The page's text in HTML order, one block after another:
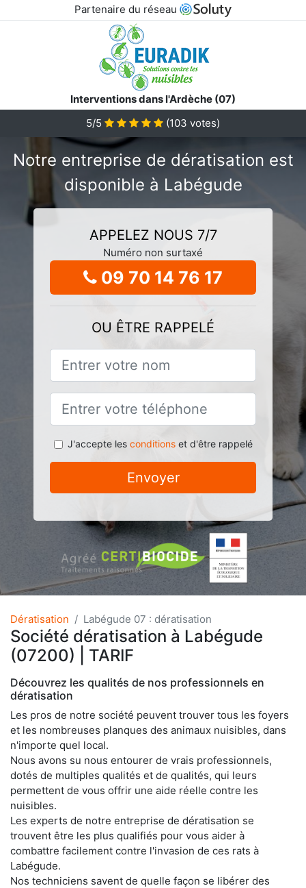
Partenaire du réseau
Interventions dans l'Ardèche (07)
5/5
(103 votes)
Notre entreprise de dératisation est
disponible à Labégude
APPELEZ NOUS 7/7
Numéro non surtaxé
09 70 14 76 17
OU ÊTRE RAPPELÉ
J'accepte les conditionset d'être rappelé
Envoyer
Dératisation Labégude 07 : dératisation
Société dératisation à Labégude
(07200) | TARIF
Découvrez les qualités de nos professionnels en
dératisation
Les pros de notre société peuvent trouver tous les foyers
et les nombreuses planques des animaux nuisibles, dans
n'importe quel local.
Nous avons su nous entourer de vrais professionnels,
dotés de multiples qualités et de qualités, qui leurs
permettent de vous offrir une aide réelle contre les
nuisibles.
Les experts de notre entreprise de dératisation se
trouvent être les plus qualifiés pour vous aider à
combattre facilement contre l'invasion de ces rats à
Labégude.
Nos techniciens savent de quelle façon se libérer des